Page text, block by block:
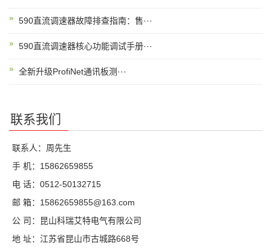
590直流调速器故障排查指南：售···
590直流调速器核心功能调试手册···
全新升级ProfiNet通讯板测···
联系我们
联系人：周先生
手 机：15862659855
电 话：0512-50132715
邮 箱：15862659855@163.com
公 司：昆山科瑞艾特电气有限公司
地 址：江苏省昆山市古城路668号